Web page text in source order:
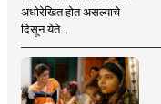
अधोरेखित होत असल्याचे
दिसून येते...